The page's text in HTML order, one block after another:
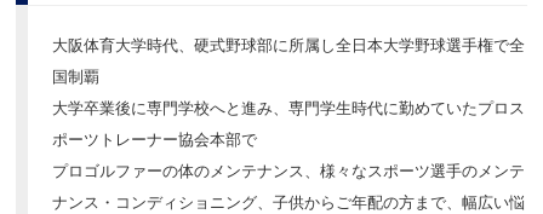
大阪体育大学時代、硬式野球部に所属し全日本大学野球選手権で全
国制覇
大学卒業後に専門学校へと進み、専門学生時代に勤めていたプロス
ポーツトレーナー協会本部で
プロゴルファーの体のメンテナンス、様々なスポーツ選手のメンテ
ナンス・コンディショニング、子供からご年配の方まで、幅広い悩